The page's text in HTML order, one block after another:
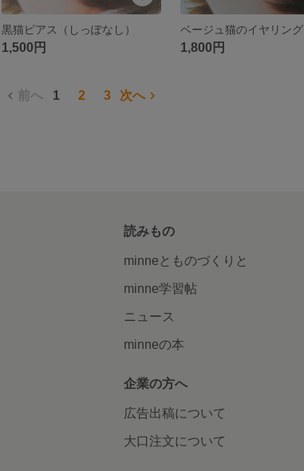
黒猫ピアス（しっぽなし）
1,500円
ベージュ猫のイヤリング
1,800円
前へ 1 2 3 次へ
読みもの
minneとものづくりと
minne学習帖
ニュース
minneの本
企業の方へ
広告出稿について
大口注文について